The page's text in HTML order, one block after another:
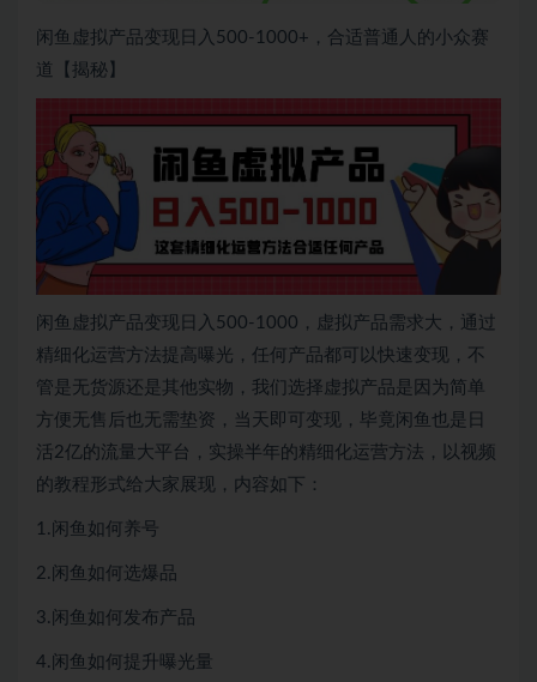
闲鱼虚拟产品变现日入500-1000+，合适普通人的小众赛
道【揭秘】
闲鱼虚拟产品变现日入500-1000，虚拟产品需求大，通过
精细化运营方法提高曝光，任何产品都可以快速变现，不
管是无货源还是其他实物，我们选择虚拟产品是因为简单
方便无售后也无需垫资，当天即可变现，毕竟闲鱼也是日
活2亿的流量大平台，实操半年的精细化运营方法，以视频
的教程形式给大家展现，内容如下：
1.闲鱼如何养号
2.闲鱼如何选爆品
3.闲鱼如何发布产品
4.闲鱼如何提升曝光量